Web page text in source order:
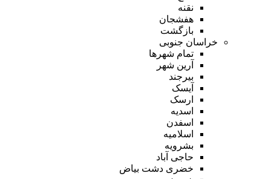
نقنه
هفشجان
بازگشت
خراسان جنوبی
تمام شهر‌ها
آرین شهر
بیرجند
آیسک
ارسک
اسدیه
اسفدن
اسلامیه
بشرویه
حاجی آباد
خضری دشت بیاض